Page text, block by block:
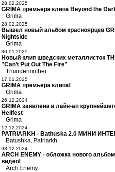
28.02.2025
GRIMA премьера клипа Beyond the
Grima
28.02.2025
Вышел новый альбом красноярцев
Nightside
Grima
30.01.2025
Новый клип шведских металлисток
"Can’t Put Out The Fire"
Thundermother
17.01.2025
GRIMA премьера клипа!
Grima
26.12.2024
GRIMA заявлена в лайн-ап
Hellfest
Grima
12.12.2024
PATRIARKH - Bathuska 2.0 МИНИ
Batushka Patriarkh
08.12.2024
ARCH ENEMY - обложка нового
видео!
Arch Enemy